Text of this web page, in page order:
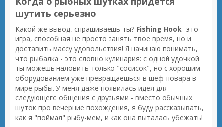
шутить серьезно
Какой же вывод, спрашиваешь ты? Fishing Hook -это
игра, способная не просто занять твое время, но и
доставить массу удовольствия! Я начинаю понимать,
что рыбалка - это словно кулинария: с одной удочкой
ты можешь наловить только "сосисок", но с хорошим
оборудованием уже превращаешься в шеф-повара в
мире рыбы. У меня даже появилась идея для
следующего общения с друзьями - вместо обычных
шуток про вечерние похождения, я буду рассказывать,
как я "поймал" рыбу-мем, и как она пыталась убежать!